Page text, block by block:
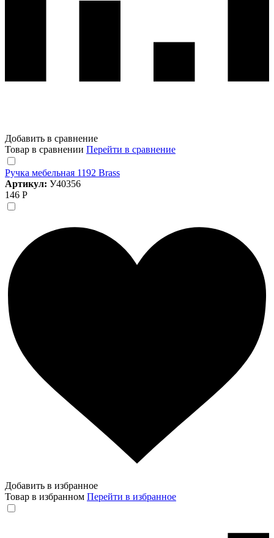
Добавить в сравнение
Товар в сравнении Перейти в сравнение
Ручка мебельная 1192 Brass
Артикул: У40356
146 Р
Добавить в избранное
Товар в избранном Перейти в избранное